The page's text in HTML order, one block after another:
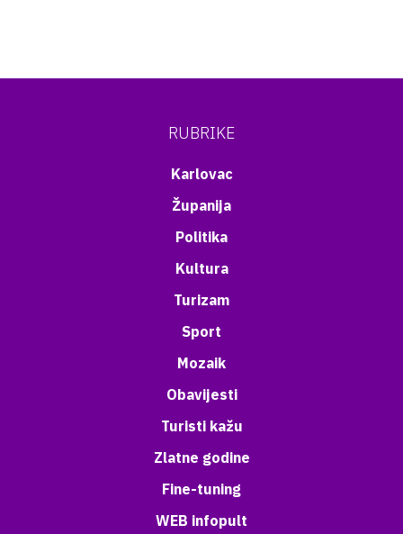
RUBRIKE
Karlovac
Županija
Politika
Kultura
Turizam
Sport
Mozaik
Obavijesti
Turisti kažu
Zlatne godine
Fine-tuning
WEB infopult